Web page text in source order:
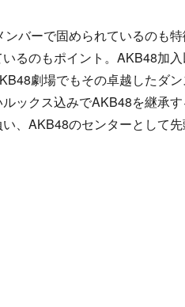
バーで固められているのも
るのもポイント。AKB48加
劇場でもその卓越したダ
ックス込みでAKB48を継承
、AKB48のセンターとして